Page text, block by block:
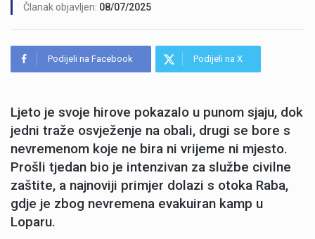
Članak objavljen: 08/07/2025
Podijeli na Facebook Podijeli na X
Ljeto je svoje hirove pokazalo u punom sjaju, dok
jedni traže osvježenje na obali, drugi se bore s
nevremenom koje ne bira ni vrijeme ni mjesto.
Prošli tjedan bio je intenzivan za službe civilne
zaštite, a najnoviji primjer dolazi s otoka Raba,
gdje je zbog nevremena evakuiran kamp u
Loparu.